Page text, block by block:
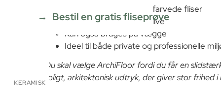
KERAMISK
÷
1.12m²
≈
x
933.32
=
933.32
Bestil en gratis fliseprøve
Uglaserede og gennemfarvede fliser
Særdeles velegnet til gulve
Kan også bruges på vægge
Ideel til både private og professionelle
Du skal vælge ArchiFloor fordi du får en
roligt, arkitektonisk udtryk, der giver stor frihed i